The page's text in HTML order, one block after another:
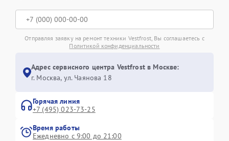
Отправляя заявку на ремонт техники Vestfrost, Вы соглашаетесь с
Политикой конфиденциальности
Адрес сервисного центра Vestfrost в Москве:
г. Москва, ул. Чаянова 18
Горячая линия
+7 (495) 023-73-25
Время работы
Ежедневно с 9:00 до 21:00